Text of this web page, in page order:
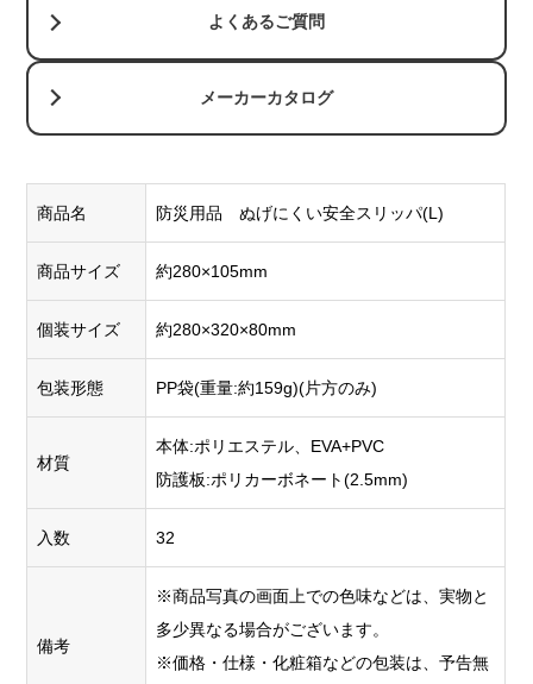
よくあるご質問
メーカーカタログ
商品名 防災用品 ぬげにくい安全スリッパ(L)
商品サイズ 約280×105mm
個装サイズ 約280×320×80mm
包装形態 PP袋(重量:約159g)(片方のみ)
材質
本体:ポリエステル、EVA+PVC
防護板:ポリカーボネート(2.5mm)
入数 32
備考
※商品写真の画面上での色味などは、実物と
多少異なる場合がございます。
※価格・仕様・化粧箱などの包装は、予告無